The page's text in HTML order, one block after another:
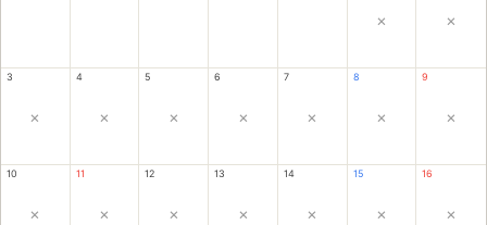
× ×
3
×
4
×
5
×
6
×
7
×
8
×
9
×
10
×
11
×
12
×
13
×
14
×
15
×
16
×